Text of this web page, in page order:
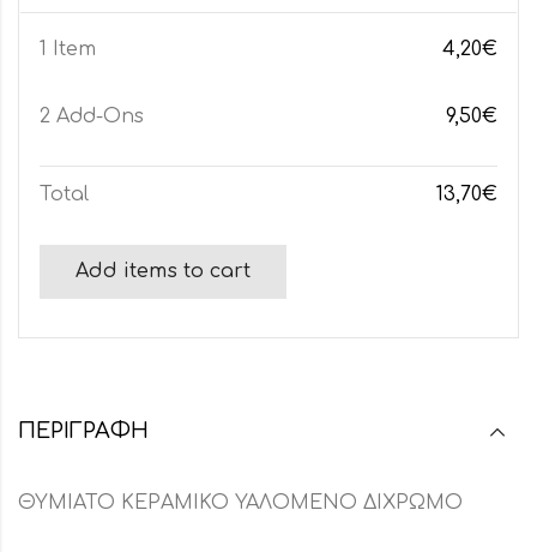
1 Item 4,20€
2 Add-Ons 9,50€
Total 13,70€
Add items to cart
ΠΕΡΙΓΡΑΦΉ
ΘΥΜΙΑΤΟ ΚΕΡΑΜΙΚΟ ΥΑΛΟΜΕΝΟ ΔΙΧΡΩΜΟ